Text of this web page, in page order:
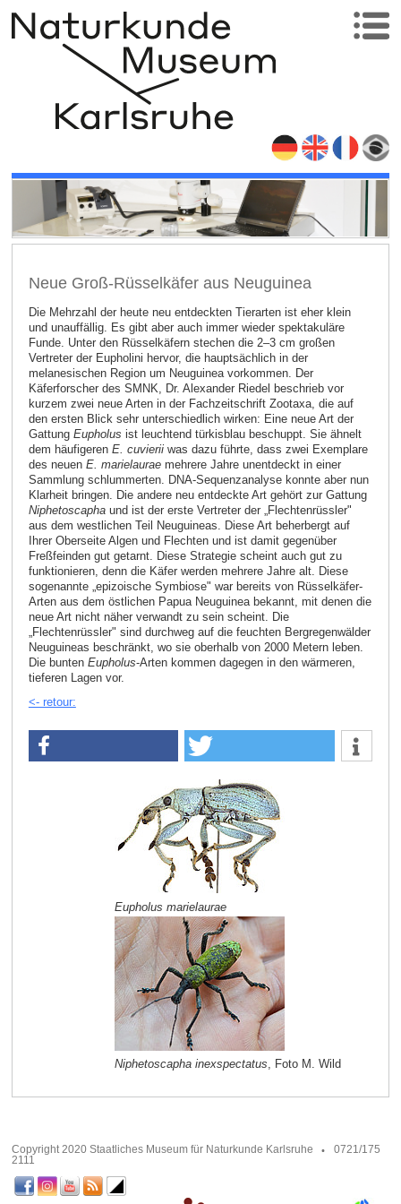
Neue Groß-Rüsselkäfer aus Neuguinea
Eupholus marielaurae
Niphetoscapha inexspectatus, Foto M. Wild
Die Mehrzahl der heute neu entdeckten Tierarten ist eher klein
und unauffällig. Es gibt aber auch immer wieder spektakuläre
Funde. Unter den Rüsselkäfern stechen die 2–3 cm großen
Vertreter der Eupholini hervor, die hauptsächlich in der
melanesischen Region um Neuguinea vorkommen. Der
Käferforscher des SMNK, Dr. Alexander Riedel beschrieb vor
kurzem zwei neue Arten in der Fachzeitschrift Zootaxa, die auf
den ersten Blick sehr unterschiedlich wirken: Eine neue Art der
Gattung Eupholus ist leuchtend türkisblau beschuppt. Sie ähnelt
dem häufigeren E. cuvieriiwas dazu führte, dass zwei Exemplare
des neuen E. marielauraemehrere Jahre unentdeckt in einer
Sammlung schlummerten. DNA-Sequenzanalyse konnte aber nun
Klarheit bringen. Die andere neu entdeckte Art gehört zur Gattung
Niphetoscaphaund ist der erste Vertreter der „Flechtenrüssler"
aus dem westlichen Teil Neuguineas. Diese Art beherbergt auf
Ihrer Oberseite Algen und Flechten und ist damit gegenüber
Freßfeinden gut getarnt. Diese Strategie scheint auch gut zu
funktionieren, denn die Käfer werden mehrere Jahre alt. Diese
sogenannte „epizoische Symbiose" war bereits von Rüsselkäfer-
Arten aus dem östlichen Papua Neuguinea bekannt, mit denen die
neue Art nicht näher verwandt zu sein scheint. Die
„Flechtenrüssler" sind durchweg auf die feuchten Bergregenwälder
Neuguineas beschränkt, wo sie oberhalb von 2000 Metern leben.
Die bunten Eupholus-Arten kommen dagegen in den wärmeren,
tieferen Lagen vor.
<- retour:
Copyright 2020 Staatliches Museum für Naturkunde Karlsruhe
0721/175
2111